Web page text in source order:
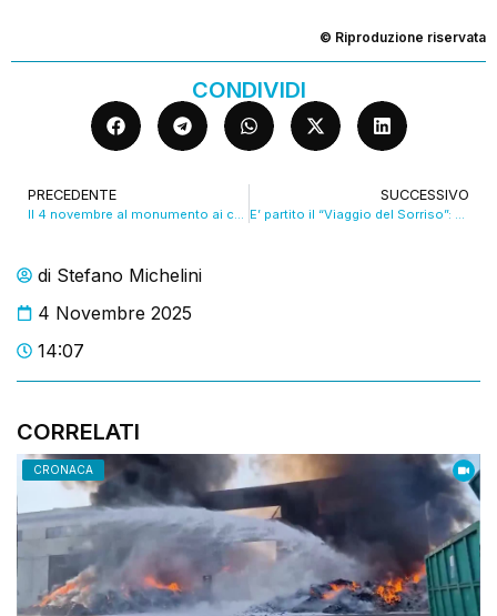
di Stefano Michelini
4 Novembre 2025
14:07
CORRELATI
CRONACA
© Riproduzione riservata
CONDIVIDI
PRECEDENTE SUCCESSIVO